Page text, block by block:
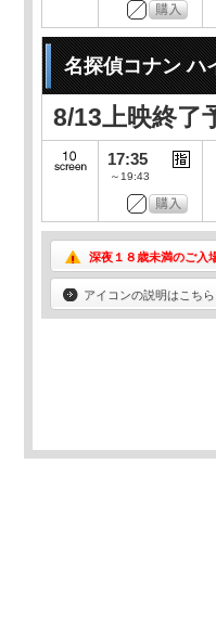
名探偵コナン ハ
8/13上映終了
17:35
～19:43
深夜１８歳未満のご入
アイコンの説明はこちら